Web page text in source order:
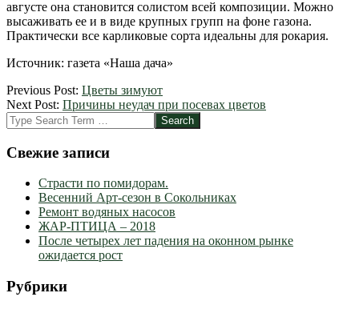
августе она становится солистом всей композиции. Можно
высаживать ее и в виде крупных групп на фоне газона.
Практически все карликовые сорта идеальны для рокария.
Источник: газета «Наша дача»
2012-
04-
02
Previous Post: Цветы зимуют
Next Post: Причины неудач при посевах цветов
Search
Свежие записи
Страсти по помидорам.
Весенний Арт-сезон в Сокольниках
Ремонт водяных насосов
ЖАР-ПТИЦА – 2018
После четырех лет падения на оконном рынке
ожидается рост
Рубрики